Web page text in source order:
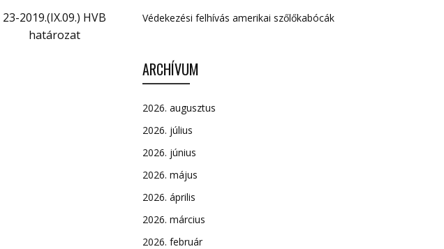
23-2019.(IX.09.) HVB
határozat
Védekezési felhívás amerikai szőlőkabócák
ARCHÍVUM
2026. augusztus
2026. július
2026. június
2026. május
2026. április
2026. március
2026. február